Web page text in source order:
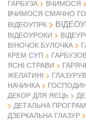
ГАРБУЗА
ВЧИМОСЯ
ВЧИМОСЯ СМАЧНО
ВІДЕОУПРК
ВІДЕОУРОКИ
ВІНОЧОК БУЛОЧКА
КРЕМ СУП
ЯСНІ СТРАВИ
ЖЕЛАТИНІ
НАЧИНКА
ДЕКОР ДЛЯ ЯЄЦЬ
ДЕТАЛЬНА
ДЗЕРКАЛЬНА ГЛАЗУР